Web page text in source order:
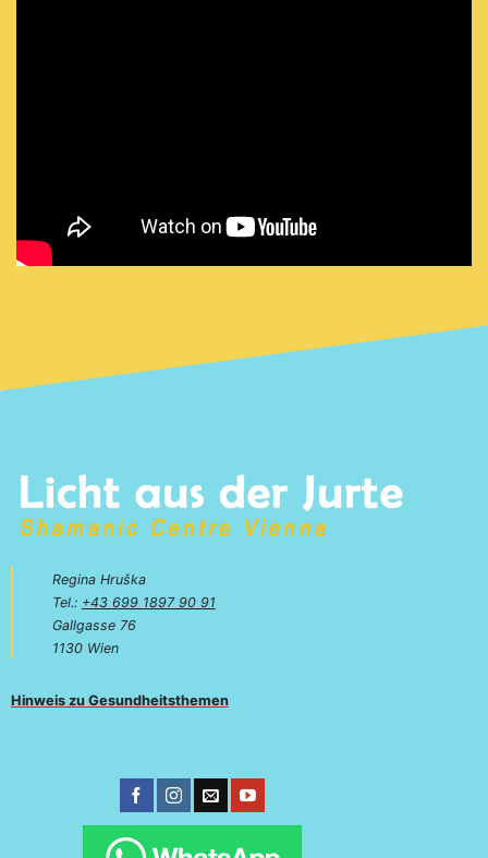
Regina Hruška
Tel.: +43 699 1897 90 91
Gallgasse 76
1130 Wien
Hinweis zu Gesundheitsthemen